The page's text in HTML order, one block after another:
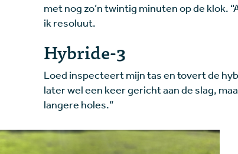
met nog zo’n twintig minuten op de klok.
ik resoluut.
Hybride-3
Loed inspecteert mijn tas en tovert de
later wel een keer gericht aan de slag,
langere holes.”